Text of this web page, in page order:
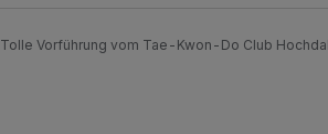
Tolle Vorführung vom Tae-Kwon-Do Club